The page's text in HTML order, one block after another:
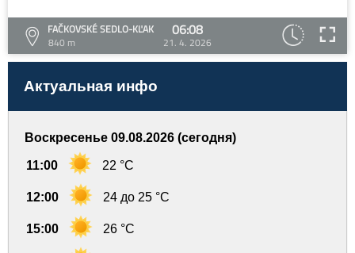
FAČKOVSKÉ SEDLO-KĽAK
840 m
06:08
21. 4. 2026
Актуальная инфо
Воскресенье 09.08.2026 (сегодня)
11:00 22 °C
12:00 24 до 25 °C
15:00 26 °C